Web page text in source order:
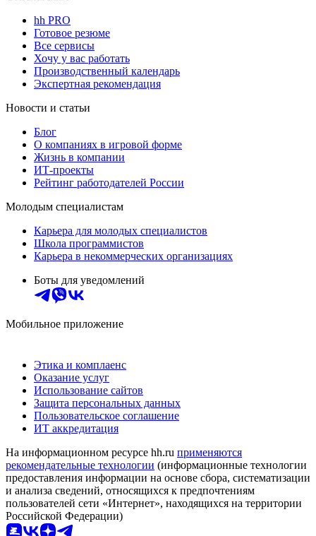
hh PRO
Готовое резюме
Все сервисы
Хочу у вас работать
Производственный календарь
Экспертная рекомендация
Новости и статьи
Блог
О компаниях в игровой форме
Жизнь в компании
ИТ-проекты
Рейтинг работодателей России
Молодым специалистам
Карьера для молодых специалистов
Школа программистов
Карьера в некоммерческих организациях
Боты для уведомлений
Мобильное приложение
Этика и комплаенс
Оказание услуг
Использование сайтов
Защита персональных данных
Пользовательское соглашение
ИТ аккредитация
На информационном ресурсе hh.ru применяются
рекомендательные технологии (информационные технологии
предоставления информации на основе сбора, систематизации
и анализа сведений, относящихся к предпочтениям
пользователей сети «Интернет», находящихся на территории
Российской Федерации)